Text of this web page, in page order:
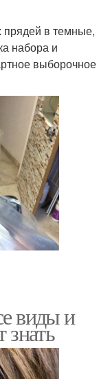
прядей в темные,
набора и
выборочное
виды и
знать